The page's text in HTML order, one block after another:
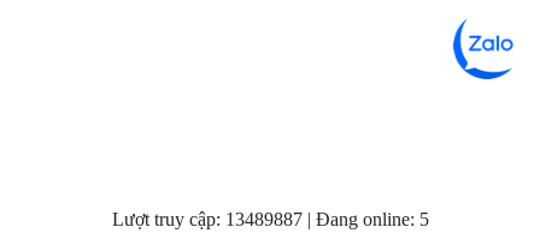
Lượt truy cập: 13489887 | Đang online: 5